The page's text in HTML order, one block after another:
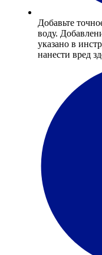
Добавьте
воду.
указано в
нанести вред